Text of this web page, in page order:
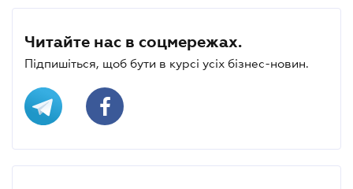
Читайте нас в соцмережах.
Підпишіться, щоб бути в курсі усіх бізнес-новин.